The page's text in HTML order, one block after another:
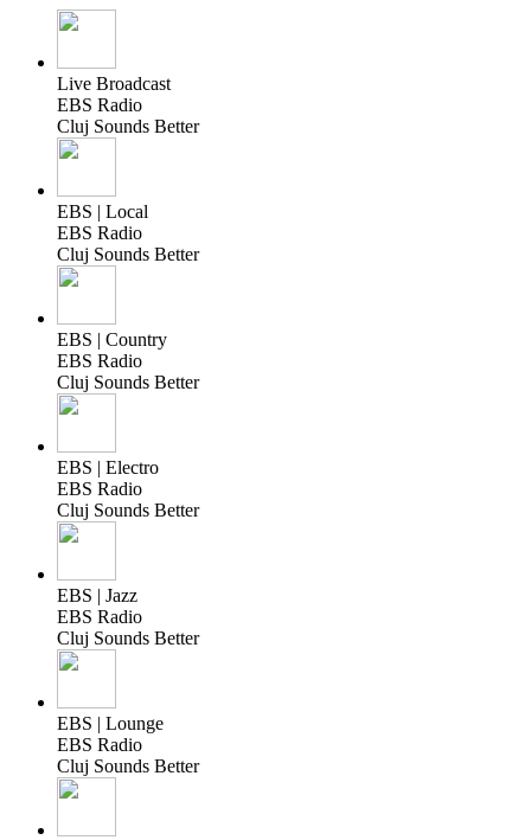
Live Broadcast
EBS Radio
Cluj Sounds Better
EBS | Local
EBS Radio
Cluj Sounds Better
EBS | Country
EBS Radio
Cluj Sounds Better
EBS | Electro
EBS Radio
Cluj Sounds Better
EBS | Jazz
EBS Radio
Cluj Sounds Better
EBS | Lounge
EBS Radio
Cluj Sounds Better